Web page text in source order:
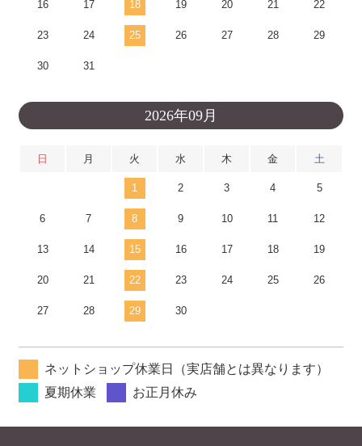
16 17 18 19 20 21 22
23 24 25 26 27 28 29
30 31
2026年09月
日 月 火 水 木 金 土
1 2 3 4 5
6 7 8 9 10 11 12
13 14 15 16 17 18 19
20 21 22 23 24 25 26
27 28 29 30
ネットショップ休業日（実店舗とは異なります）
夏期休業
お正月休み